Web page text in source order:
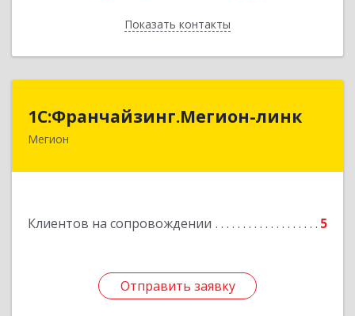
Показать контакты
Назад
1С:Франчайзинг.Мегион-линк
Мегион
Клиентов на сопровождении 5
Отправить заявку
1С:Франчайзинг.Мегион-линк
Отправить заявку